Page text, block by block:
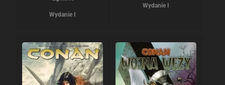
Wydanie I
Wydanie I